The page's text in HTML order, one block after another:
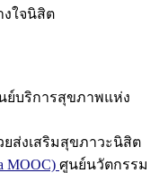
ใจนิสิต
ย์บริการสุขภาพแห่ง
ส่งเสริมสุขภาวะนิสิต
MOOC) ศูนย์นวัตกรรม